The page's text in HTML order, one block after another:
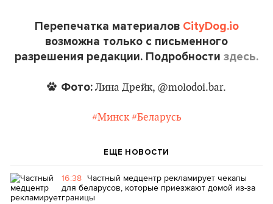
Перепечатка материалов CityDog.io
возможна только с письменного
разрешения редакции. Подробности здесь.
Фото: Лина Дрейк, @molodoi.bar.
#Минск #Беларусь
ЕЩЕ НОВОСТИ
16:38 Частный медцентр рекламирует чекапы
для беларусов, которые приезжают домой из-за
границы